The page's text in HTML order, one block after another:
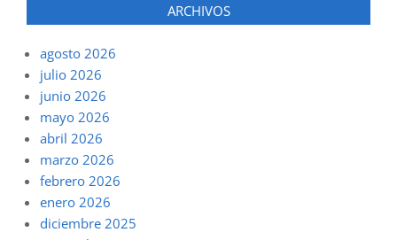
ARCHIVOS
agosto 2026
julio 2026
junio 2026
mayo 2026
abril 2026
marzo 2026
febrero 2026
enero 2026
diciembre 2025